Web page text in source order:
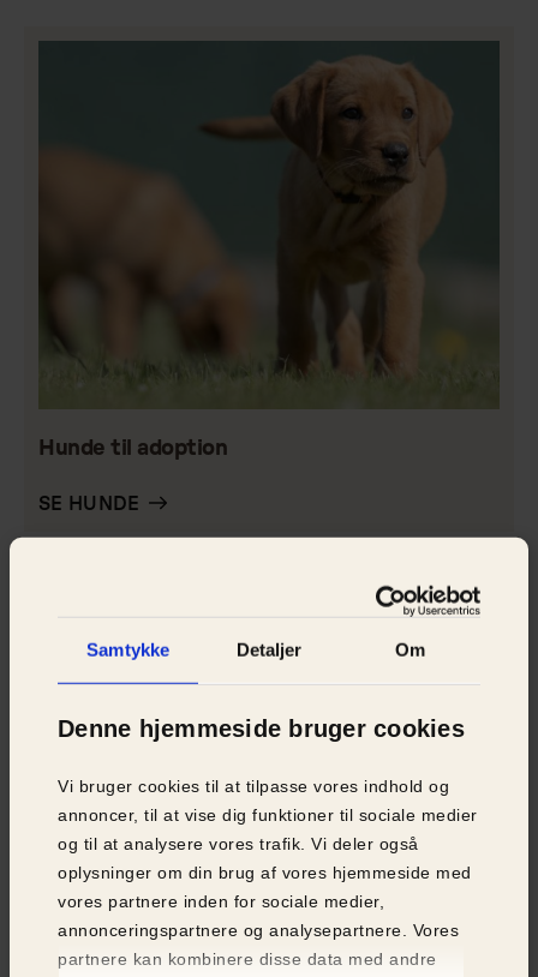
Samtykke Detaljer Om
Denne hjemmeside bruger cookies
Vi bruger cookies til at tilpasse vores indhold og
annoncer, til at vise dig funktioner til sociale medier
og til at analysere vores trafik. Vi deler også
oplysninger om din brug af vores hjemmeside med
vores partnere inden for sociale medier,
annonceringspartnere og analysepartnere. Vores
partnere kan kombinere disse data med andre
Hunde til adoption
SE HUNDE